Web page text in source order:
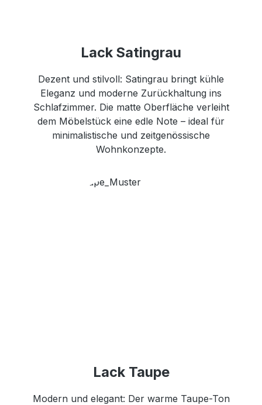
Lack Satingrau
Dezent und stilvoll: Satingrau bringt kühle
Eleganz und moderne Zurückhaltung ins
Schlafzimmer. Die matte Oberfläche verleiht
dem Möbelstück eine edle Note – ideal für
minimalistische und zeitgenössische
Wohnkonzepte.
Lack Taupe
Modern und elegant: Der warme Taupe-Ton